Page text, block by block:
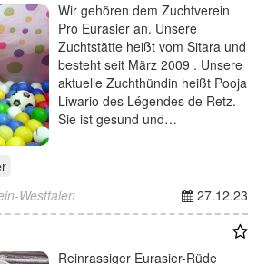
Wir gehören dem Zuchtverein
Pro Eurasier an. Unsere
Zuchtstätte heißt vom Sitara und
besteht seit März 2009 . Unsere
aktuelle Zuchthündin heißt Pooja
Liwario des Légendes de Retz.
Sie ist gesund und…
Westfalen 27.12.23
Reinrassiger Eurasier-Rüde